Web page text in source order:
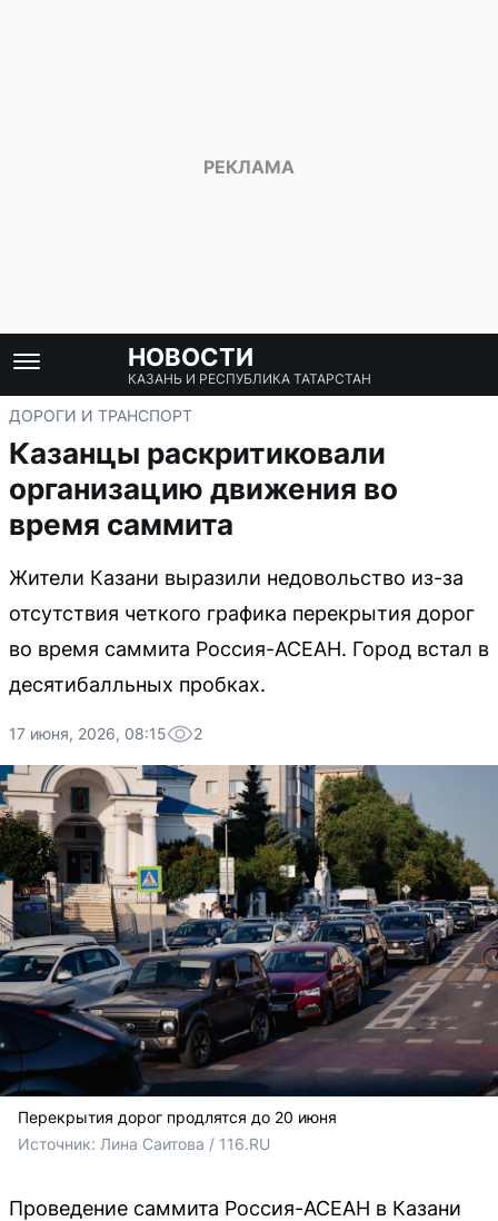
НОВОСТИ
КАЗАНЬ И РЕСПУБЛИКА ТАТАРСТАН
ДОРОГИ И ТРАНСПОРТ
Казанцы раскритиковали
организацию движения во
время саммита
Жители Казани выразили недовольство из-за
отсутствия четкого графика перекрытия дорог
во время саммита Россия-АСЕАН. Город встал в
десятибалльных пробках.
17 июня, 2026, 08:15 2
Перекрытия дорог продлятся до 20 июня
Источник: Лина Саитова / 116.RU
Проведение саммита Россия-АСЕАН в Казани